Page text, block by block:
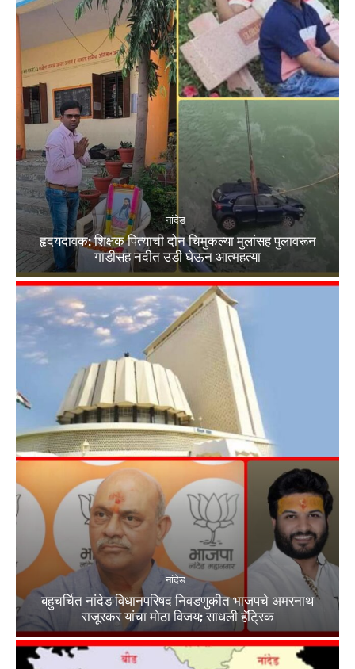
नांदेड
हृदयदावक: शिक्षक पित्याची दोन चिमुकल्या मुलांसह पुलावरून
गाडीसह नदीत उडी घेऊन आत्महत्या
नांदेड
बहुचर्चित नांदेड विधानपरिषद निवडणुकीत भाजपचे अमरनाथ
राजूरकर यांचा मोठा विजय; साधली हॅट्रिक